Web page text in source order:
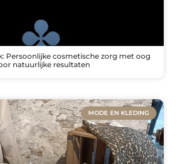
Persoonlijke cosmetische zorg met oog
natuurlijke resultaten
MODE EN KLEDING